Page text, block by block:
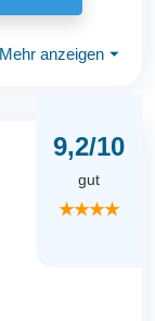
Mehr anzeigen ⏷
9,2/10
gut
★★★★